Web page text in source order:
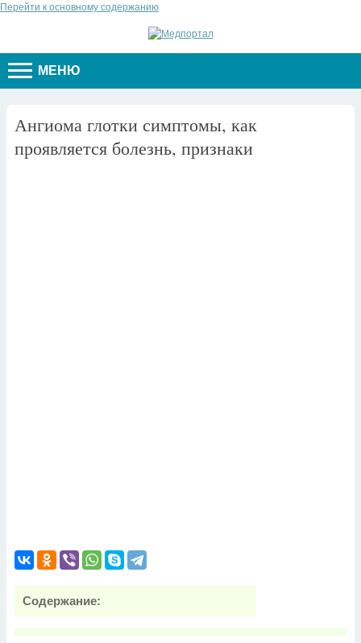
Перейти к основному содержанию
МЕНЮ
Ангиома глотки симптомы, как
проявляется болезнь, признаки
Содержание: